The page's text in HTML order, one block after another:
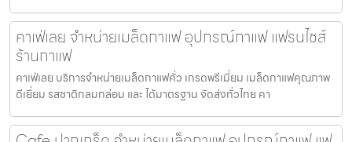
คาเฟ่เลย จำหน่ายเมล็ดกาแฟ อุปกรณ์กาแฟ แฟรนไชส์
ร้านกาแฟ
คาเฟ่เลย บริการจำหน่ายเมล็ดกาแฟคั่ว เกรดพรีเมี่ยม เมล็ดกาแฟคุณภาพ
ดีเยี่ยม รสชาติกลมกล่อม และ ได้มาตรฐาน จัดส่งทั่วไทย คา